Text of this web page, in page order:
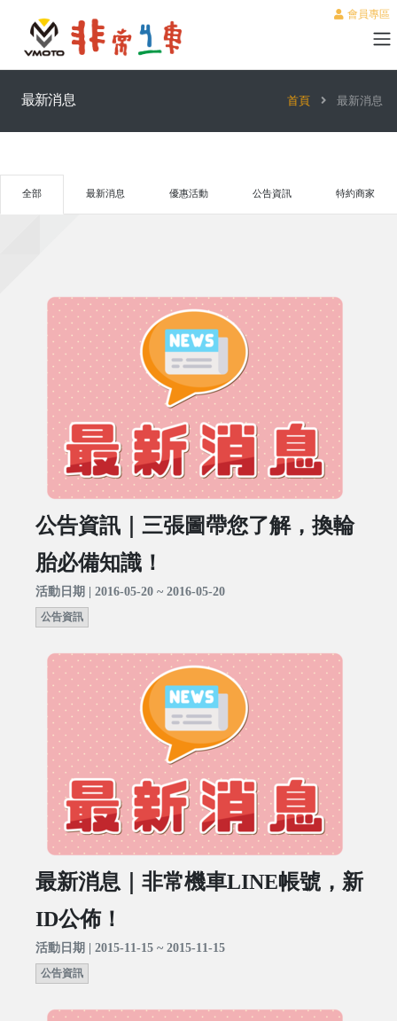
會員專區
最新消息 首頁 最新消息
全部 最新消息 優惠活動 公告資訊 特約商家
公告資訊｜三張圖帶您了解，換輪
胎必備知識！
活動日期 | 2016-05-20 ~ 2016-05-20
公告資訊
最新消息｜非常機車LINE帳號，新
ID公佈！
活動日期 | 2015-11-15 ~ 2015-11-15
公告資訊